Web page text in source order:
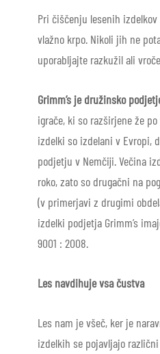
Pri čiščenju lesenih izdelkov
vlažno krpo. Nikoli jih ne
uporabljajte razkužil ali
Grimm’s je družinsko
igrače, ki so razširjene že
izdelki so izdelani v Evropi,
podjetju v Nemčiji. Večina
roko, zato so drugačni na
(v primerjavi z drugimi
izdelki podjetja Grimm’s
9001 : 2008.
Les navdihuje vsa čustva
Les nam je všeč, ker je
izdelkih se pojavljajo